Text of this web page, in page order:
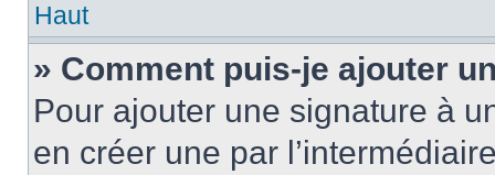
Haut
» Comment puis-je ajouter
Pour ajouter une signature à
en créer une par